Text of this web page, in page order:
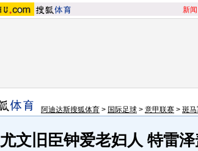
新闻
阿迪达斯搜狐体育 > 国际足球 > 意甲联赛 > 斑马
尤文旧臣钟爱老妇人 特雷